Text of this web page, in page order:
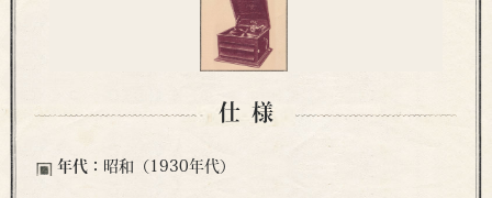
仕様
年代： 昭和（1930年代）